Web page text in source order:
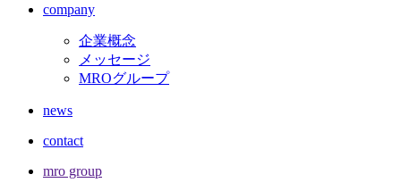
company
企業概念
メッセージ
MROグループ
news
contact
mro group